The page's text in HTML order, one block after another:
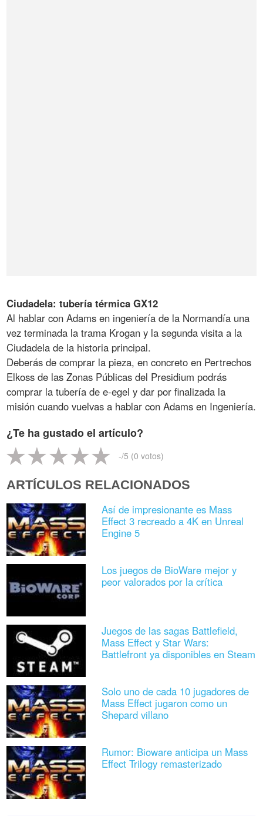
Ciudadela: tubería térmica GX12
Al hablar con Adams en ingeniería de la Normandía una
vez terminada la trama Krogan y la segunda visita a la
Ciudadela de la historia principal.
Deberás de comprar la pieza, en concreto en Pertrechos
Elkoss de las Zonas Públicas del Presidium podrás
comprar la tubería de e-egel y dar por finalizada la
misión cuando vuelvas a hablar con Adams en Ingeniería.
¿Te ha gustado el artículo?
-/5 (0 votos)
ARTÍCULOS RELACIONADOS
Así de impresionante es Mass
Effect 3 recreado a 4K en Unreal
Engine 5
Los juegos de BioWare mejor y
peor valorados por la crítica
Juegos de las sagas Battlefield,
Mass Effect y Star Wars:
Battlefront ya disponibles en Steam
Solo uno de cada 10 jugadores de
Mass Effect jugaron como un
Shepard villano
Rumor: Bioware anticipa un Mass
Effect Trilogy remasterizado